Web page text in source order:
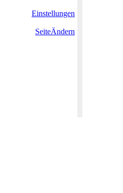
Einstellungen
SeiteÄndern